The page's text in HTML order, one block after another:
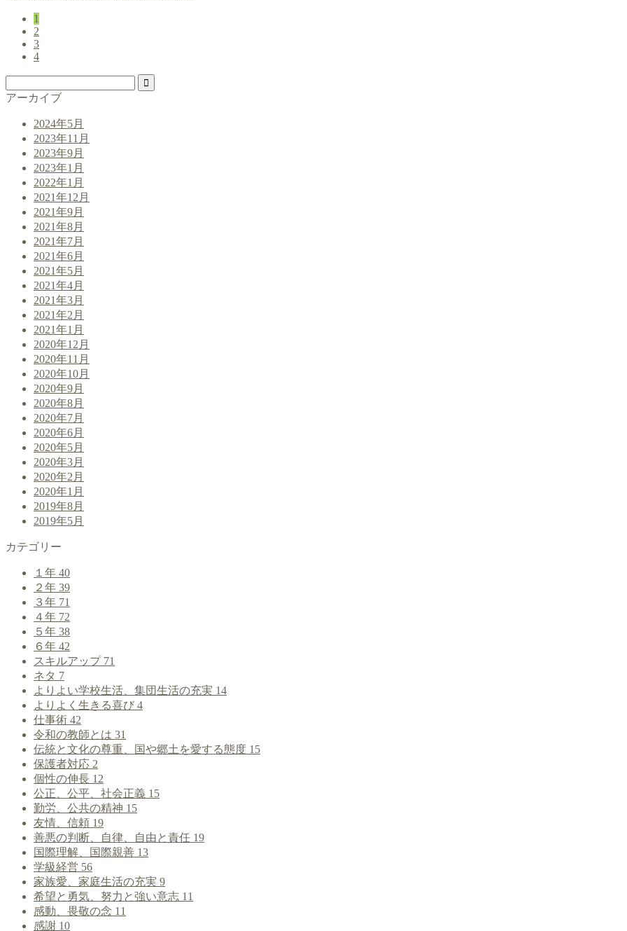
1
2
3
4
アーカイブ
2024年5月
2023年11月
2023年9月
2023年1月
2022年1月
2021年12月
2021年9月
2021年8月
2021年7月
2021年6月
2021年5月
2021年4月
2021年3月
2021年2月
2021年1月
2020年12月
2020年11月
2020年10月
2020年9月
2020年8月
2020年7月
2020年6月
2020年5月
2020年3月
2020年2月
2020年1月
2019年8月
2019年5月
カテゴリー
１年 40
２年 39
３年 71
４年 72
５年 38
６年 42
スキルアップ 71
ネタ 7
よりよい学校生活、集団生活の充実 14
よりよく生きる喜び 4
仕事術 42
令和の教師とは 31
伝統と文化の尊重、国や郷土を愛する態度 15
保護者対応 2
個性の伸長 12
公正、公平、社会正義 15
勤労、公共の精神 15
友情、信頼 19
善悪の判断、自律、自由と責任 19
国際理解、国際親善 13
学級経営 56
家族愛、家庭生活の充実 9
希望と勇気、努力と強い意志 11
感動、畏敬の念 11
感謝 10